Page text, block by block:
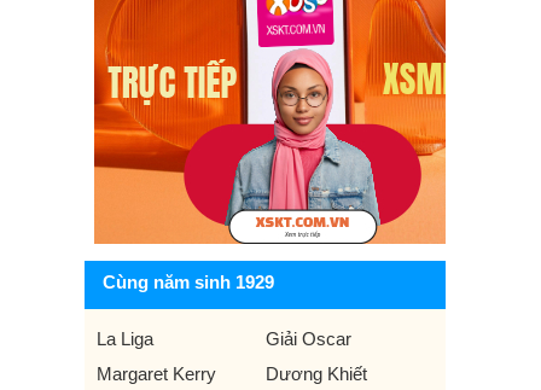
Cùng năm sinh 1929
La Liga
Giải Oscar
Margaret Kerry
Dương Khiết